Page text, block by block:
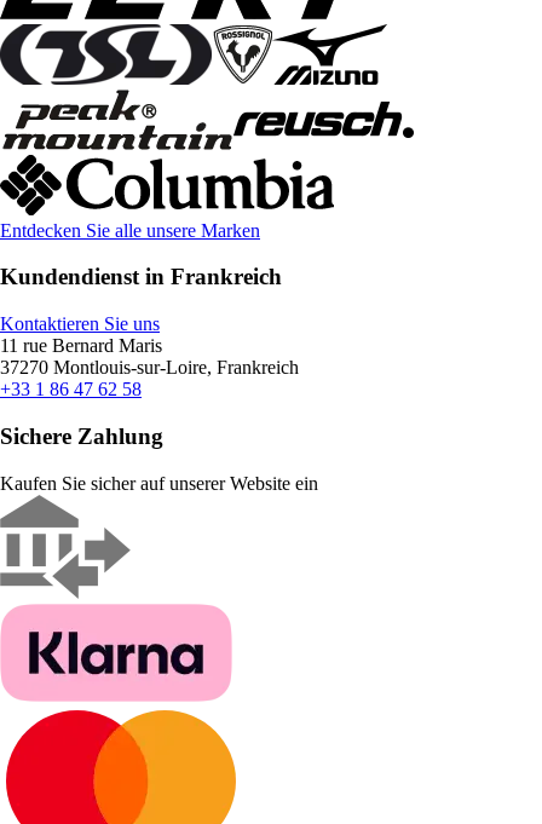
Entdecken Sie alle unsere Marken
Kundendienst in Frankreich
Kontaktieren Sie uns
11 rue Bernard Maris
37270 Montlouis-sur-Loire, Frankreich
+33 1 86 47 62 58
Sichere Zahlung
Kaufen Sie sicher auf unserer Website ein